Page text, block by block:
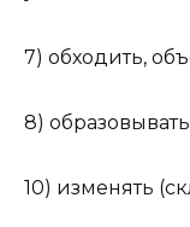
7) обходить,
8)
10) изменять